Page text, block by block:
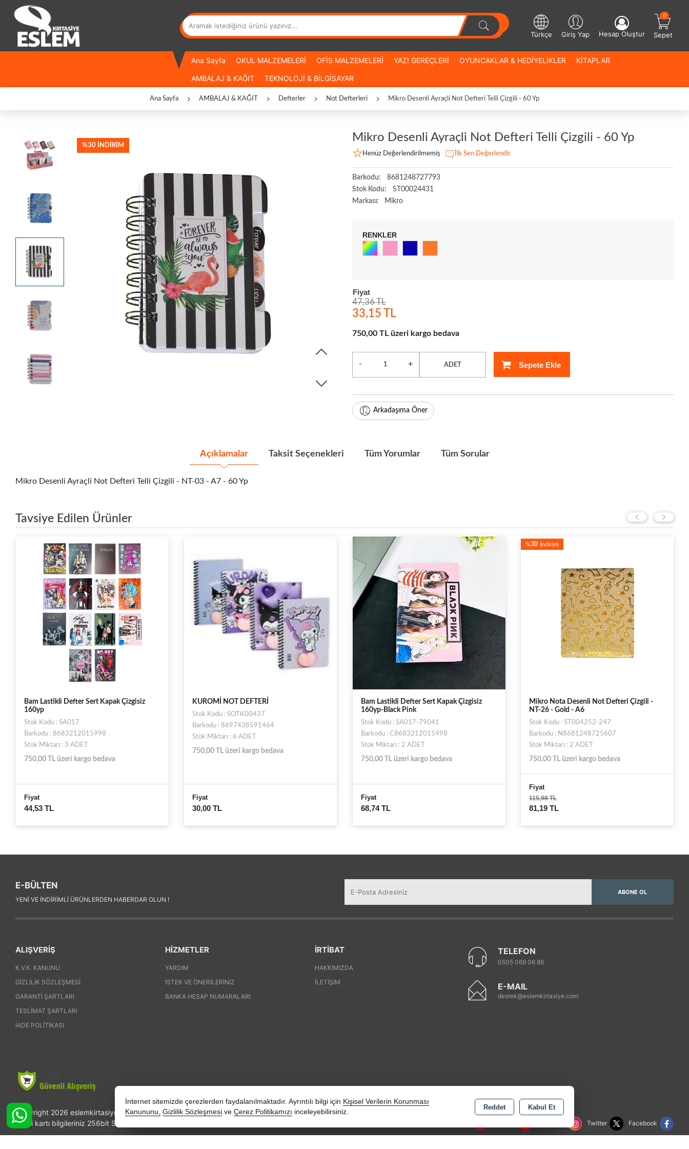
Sepet
0
Türkçe Giriş Yap Hesap Oluştur
Ana Sayfa OKUL MALZEMELERİ OFİS MALZEMELERİ YAZI GEREÇLERİ OYUNCAKLAR & HEDİYELİKLER KİTAPLAR
AMBALAJ & KAĞIT TEKNOLOJİ & BİLGİSAYAR
Ana Sayfa AMBALAJ & KAĞIT Defterler Not Defterleri Mikro Desenli Ayraçli Not Defteri Telli Çizgili - 60 Yp
%30 İNDİRİM
Mikro Desenli Ayraçli Not Defteri Telli Çizgili - 60 Yp
Henüz Değerlendirilmemiş İlk Sen Değerlendir
Barkodu:
8681248727793
Stok Kodu:
ST00024431
Markası:
Mikro
RENKLER
Fiyat
47,36 TL
33,15 TL
750,00 TL üzeri kargo bedava
- + ADET Sepete Ekle
Arkadaşıma Öner
Açıklamalar Taksit Seçenekleri Tüm Yorumlar Tüm Sorular
Mikro Desenli Ayraçli Not Defteri Telli Çizgili - NT-03 - A7 - 60 Yp
Tavsiye Edilen Ürünler
KUROMİ NOT DEFTERİ
Barkodu : 8697438591464
Stok Miktarı : 6 ADET
30,00 TL
Bam Lastikli Defter Sert Kapak Çizgisiz
160yp-Black Pink
Stok Kodu : SA017-79041
Barkodu : C8683212015998
68,74 TL
%30
Mikro Nota Desenli Not Defteri Çizgili -
NT-26 - Gold - A6
Stok Kodu : ST004252-247
Barkodu : N8681248725607
Stok Miktarı : 2 ADET
750,00 TL üzeri kargo bedava
81,19 TL
Mikro Desenli Ayraçli Not Defteri Çizgili -
80yp
Stok Kodu : ST004251
Barkodu : 8681248719064
Stok Miktarı : 2 ADET
750,00 TL üzeri kargo bedava
35,85 TL
E-BÜLTEN
YENI VE INDIRIMLI ÜRÜNLERDEN HABERDAR OLUN !
ABONE OL
ALIŞVERİŞ
K.V.K. KANUNU
GIZLILIK SÖZLEŞMESI
GARANTI ŞARTLARI
TESLIMAT ŞARTLARI
İADE POLITIKASI
HİZMETLER
YARDIM
İSTEK VE ÖNERILERINIZ
BANKA HESAP NUMARALARI
İRTİBAT
HAKKIMIZDA
İLETIŞIM
TELEFON
0505 069 06 86
E-MAIL
destek@eslemkirtasiye.com
Copyright 2026 eslemkirtasiye.com - Tüm hakları saklıdır.
Kredi kartı bilgileriniz 256bit SSL sertifikası ile korunmaktadır.
Facebook
Twitter
İnternet sitemizde çerezlerden faydalanılmaktadır. Ayrıntılı bilgi için Kişisel Verilerin Korunması
Kanununu, Gizlilik Sözleşmesi ve Çerez Politikamızı inceleyebilirsiniz.
Reddet Kabul Et